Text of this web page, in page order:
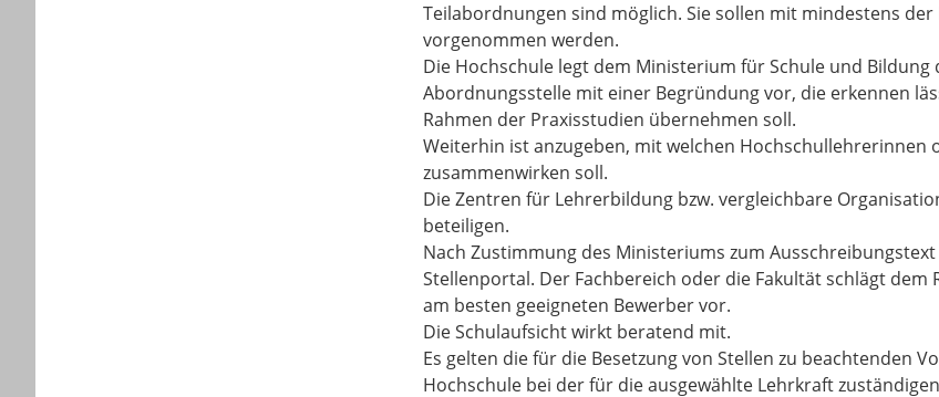
Teilabordnungen sind möglich. Sie sollen mit mindestens
vorgenommen werden.
Die Hochschule legt dem Ministerium für Schule und
Abordnungsstelle mit einer Begründung vor, die erkennen
Rahmen der Praxisstudien übernehmen soll.
Weiterhin ist anzugeben, mit welchen
zusammenwirken soll.
Die Zentren für Lehrerbildung bzw. vergleichbare
beteiligen.
Nach Zustimmung des Ministeriums zum
Stellenportal. Der Fachbereich oder die Fakultät schlägt
am besten geeigneten Bewerber vor.
Die Schulaufsicht wirkt beratend mit.
Es gelten die für die Besetzung von Stellen zu beachtenden
Hochschule bei der für die ausgewählte Lehrkraft